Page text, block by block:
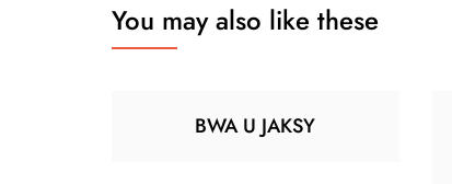
You may also like these
BWA U JAKSY